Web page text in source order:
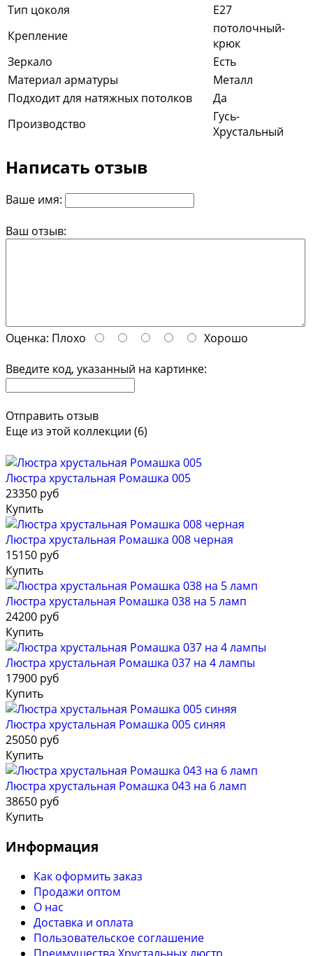
Тип цоколя
E27
Крепление
потолочный-
крюк
Зеркало
Есть
Материал арматуры
Металл
Подходит для натяжных потолков
Да
Производство
Гусь-
Хрустальный
Написать отзыв
Ваше имя:
Ваш отзыв:
Оценка: Плохо
Хорошо
Введите код, указанный на картинке:
Отправить отзыв
Еще из этой коллекции (6)
Люстра хрустальная Ромашка 005
23350 руб
Купить
Люстра хрустальная Ромашка 008 черная
15150 руб
Купить
Люстра хрустальная Ромашка 038 на 5 ламп
24200 руб
Купить
Люстра хрустальная Ромашка 037 на 4 лампы
17900 руб
Купить
Люстра хрустальная Ромашка 005 синяя
25050 руб
Купить
Люстра хрустальная Ромашка 043 на 6 ламп
38650 руб
Купить
Информация
Как оформить заказ
Продажи оптом
О нас
Доставка и оплата
Пользовательское соглашение